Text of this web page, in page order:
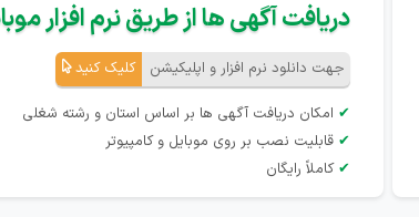
دریافت آگهی ها از طریق نرم افزار
جهت دانلود نرم افزار و اپلیکیشن کلیک کنید
✔ امکان دریافت آگهی ها بر اساس استان و رشته شغلی
✔ قابلیت نصب بر روی موبایل و کامپیوتر
✔ کاملاً رایگان